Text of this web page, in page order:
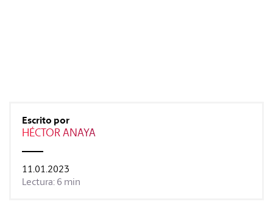
Escrito por
HÉCTOR ANAYA
11.01.2023
Lectura: 6 min